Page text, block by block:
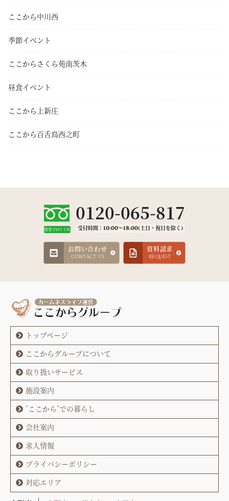
ここから中川西
季節イベント
ここからさくら苑南茨木
昼食イベント
ここから上新庄
ここから百舌鳥西之町
携帯·PHS OK
0120-065-817
受付時間：10:00～18:00(土日・祝日を除く)
お問い合わせ
CONTACT US
資料請求
REQUEST
トップページ
ここからグループについて
取り扱いサービス
施設案内
"ここから"での暮らし
会社案内
求人情報
プライバシーポリシー
対応エリア